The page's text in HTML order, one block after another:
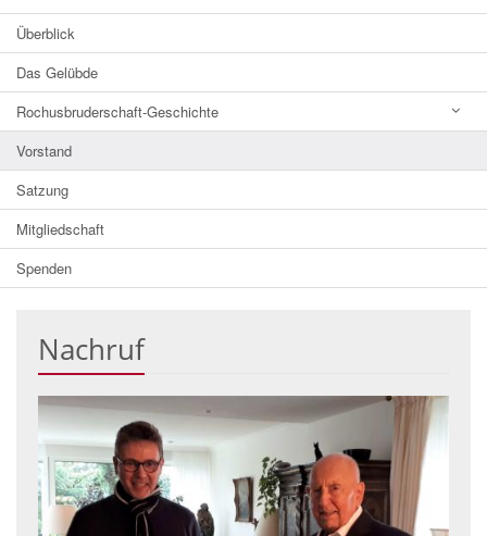
Überblick
Das Gelübde
Rochusbruderschaft-Geschichte
Vorstand
Satzung
Mitgliedschaft
Spenden
Nachruf